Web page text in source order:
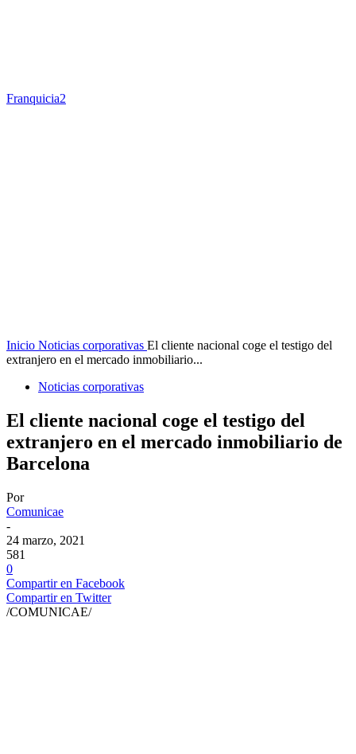
Franquicia2
Inicio Noticias corporativas El cliente nacional coge el testigo del
extranjero en el mercado inmobiliario...
Noticias corporativas
El cliente nacional coge el testigo del
extranjero en el mercado inmobiliario de
Barcelona
Por
Comunicae
-
24 marzo, 2021
581
0
Compartir en Facebook
Compartir en Twitter
/COMUNICAE/